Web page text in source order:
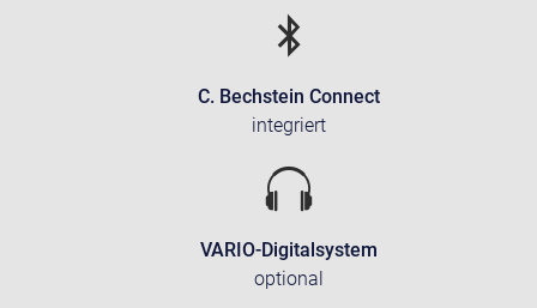
C. Bechstein Connect
integriert
VARIO-Digitalsystem
optional